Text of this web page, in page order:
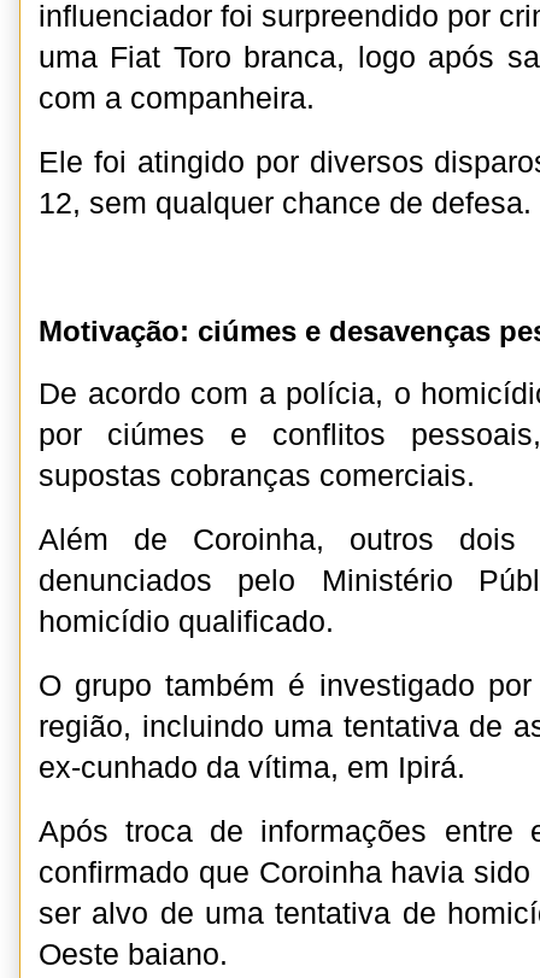
influenciador foi surpreendido por
uma Fiat Toro branca, logo após
com a companheira.
Ele foi atingido por diversos
12, sem qualquer chance de defesa.
Motivação: ciúmes e desavenças
De acordo com a polícia, o
por ciúmes e conflitos
supostas cobranças comerciais.
Além de Coroinha, outros dois
denunciados pelo Ministério
homicídio qualificado.
O grupo também é investigado
região, incluindo uma tentativa de
ex-cunhado da vítima, em Ipirá.
Após troca de informações entre
confirmado que Coroinha havia
ser alvo de uma tentativa de
Oeste baiano.